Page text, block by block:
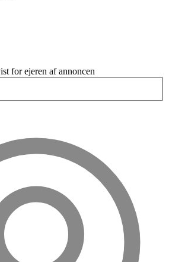
for ejeren af annoncen